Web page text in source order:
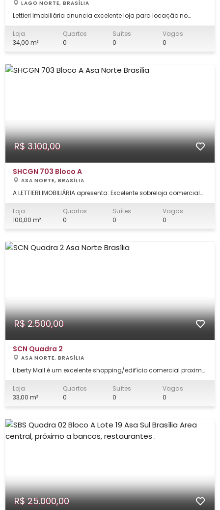
LAGO NORTE, BRASÍLIA
Lettieri Imobiliária anuncia excelente loja para locação no
34,00m². Valor R$ 2.900,00. ***SEGURO INCENDIO OBRIGATÓRIO A
SER CONTRATADO NO INICIO DA LOCAÇÃO. FORMAS DE GARANTIA
Loja
34,00 m²
Quartos
0
Suítes
0
Vagas
0
R$ 3.100,00
SHCGN 703 Bloco A
ASA NORTE, BRASÍLIA
A LETTIERI IMOBILIÁRIA apresenta: Excelente sobreloja comercial
uso! O imóvel conta com: Ambiente dividido, ideal para
diferentes tipos de negócio 2 banheiros Copa funcional Entrada
Loja
100,00 m²
Quartos
0
Suítes
0
Vagas
0
R$ 2.500,00
SCN Quadra 2
ASA NORTE, BRASÍLIA
Liberty Mall é um excelente shopping/edifício comercial proximo
e restaurantes. Aluguel R$ 2.500,00 Condomínio R$ 525,00 -
Sujeito a alteração pela administradora, sem aviso prévio.
Loja
33,00 m²
Quartos
0
Suítes
0
Vagas
0
R$ 25.000,00